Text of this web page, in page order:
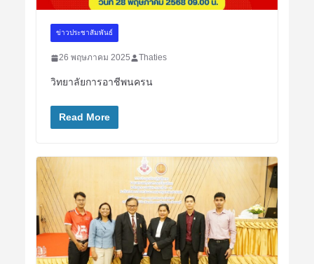
ข่าวประชาสัมพันธ์
26 พฤษภาคม 2025 Thaties
วิทยาลัยการอาชีพนครน
Read More